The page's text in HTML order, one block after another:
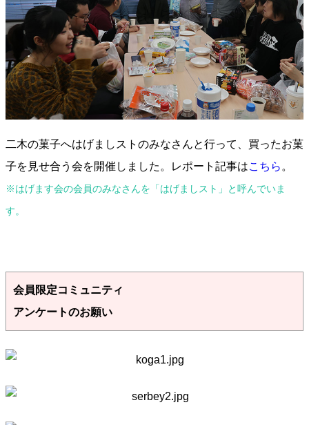
二木の菓子へはげましストのみなさんと行って、買ったお菓
子を見せ合う会を開催しました。レポート記事はこちら 。
※はげます会の会員のみなさんを「はげましスト」と呼んでいま
す。
会員限定コミュニティ
アンケートのお願い